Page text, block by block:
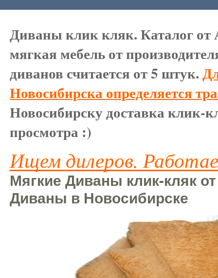
Диваны клик кляк. Каталог
мягкая мебель от
диванов считается от 5 штук.
Новосибирска определяется
Новосибирску доставка клик-
просмотра :)
Ищем дилеров.
Мягкие Диваны клик-кляк
Диваны в Новосибирске